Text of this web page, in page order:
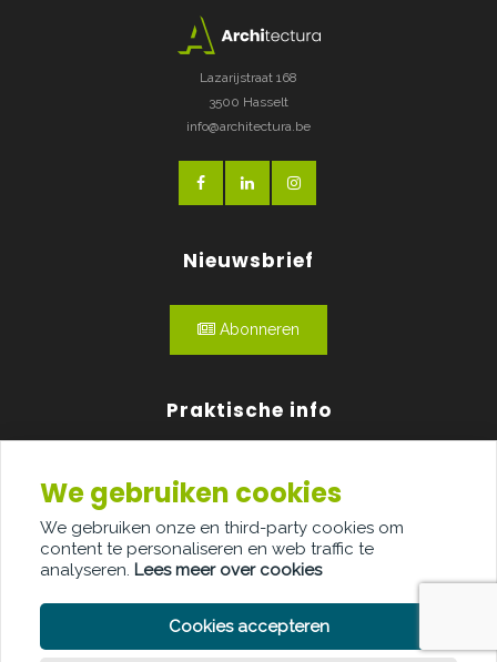
Lazarijstraat 168
3500 Hasselt
info@architectura.be
Nieuwsbrief
Abonneren
Praktische info
Over ons
Adverteren
Contact
We gebruiken cookies
We gebruiken onze en third-party cookies om
content te personaliseren en web traffic te
analyseren. Lees meer over cookies
Cookies accepteren